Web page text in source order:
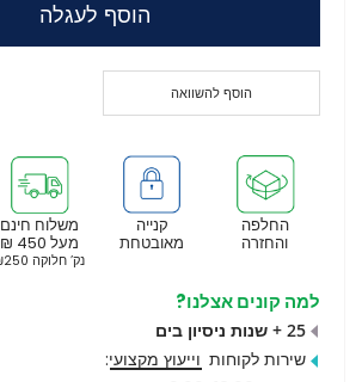
הוסף לעגלה
הוסף להשוואה
משלוח חינם
מעל 450 ₪
נק’ חלוקה ₪250
קנייה
מאובטחת
החלפה
והחזרה
למה קונים אצלנו?
25 + שנות ניסיון בים
שירות לקוחות וייעוץ מקצועי: